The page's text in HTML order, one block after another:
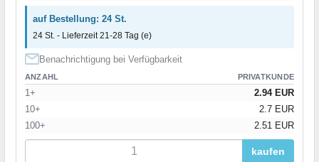
auf Bestellung: 24 St.
24 St. - Lieferzeit 21-28 Tag (e)
Benachrichtigung bei Verfügbarkeit
ANZAHL PRIVATKUNDE
1+
2.94 EUR
10+
2.7 EUR
100+
2.51 EUR
kaufen